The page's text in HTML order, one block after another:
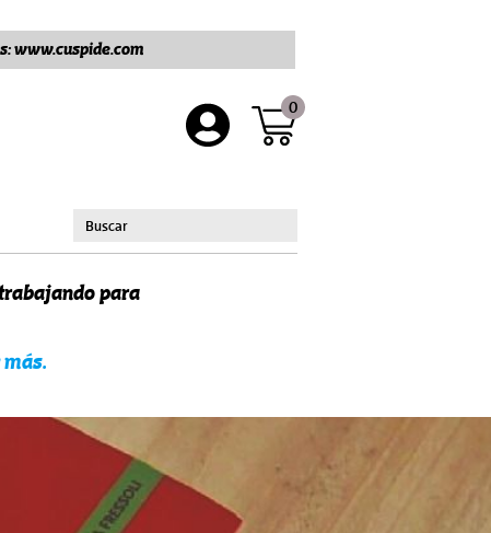
www.cuspide.com
0
para
más.